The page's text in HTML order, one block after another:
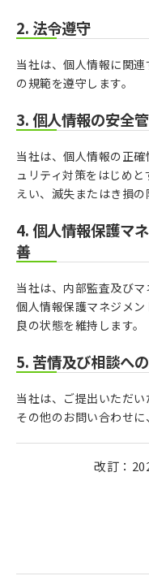
2. 法令遵守
当社は、個人情報に関
の規範を遵守します。
3. 個人情報の安全
当社は、個人情報の正
ュリティ対策をはじめ
えい、滅失またはき損の
4. 個人情報保護マ
善
当社は、内部監査及びマ
個人情報保護マネジメ
良の状態を維持します。
5. 苦情及び相談へ
当社は、ご提出いただ
その他のお問い合わせに
改訂：